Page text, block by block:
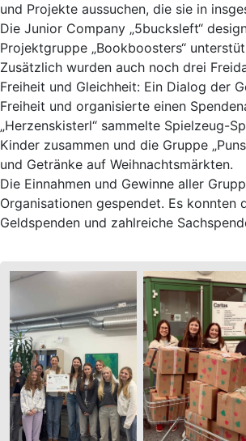
Höhere
und Projekte aussuchen, die sie in
Die Junior Company „5bucksleft“
Projektgruppe „Bookboosters“
Zusätzlich wurden auch noch drei
Freiheit und Gleichheit: Ein Dialog der
Freiheit und organisierte einen
„Herzenskisterl“ sammelte Spielzeug-
Kinder zusammen und die Gruppe
und Getränke auf Weihnachtsmärkten.
Die Einnahmen und Gewinne aller
Organisationen gespendet. Es konnten
Geldspenden und zahlreiche